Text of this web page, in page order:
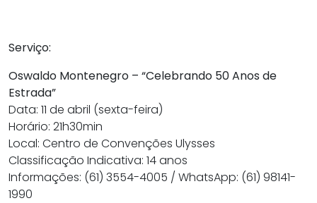
Serviço:
Oswaldo Montenegro – “Celebrando 50 Anos de
Estrada”
Data: 11 de abril (sexta-feira)
Horário: 21h30min
Local: Centro de Convenções Ulysses
Classificação Indicativa: 14 anos
Informações: (61) 3554-4005 / WhatsApp: (61) 98141-
1990